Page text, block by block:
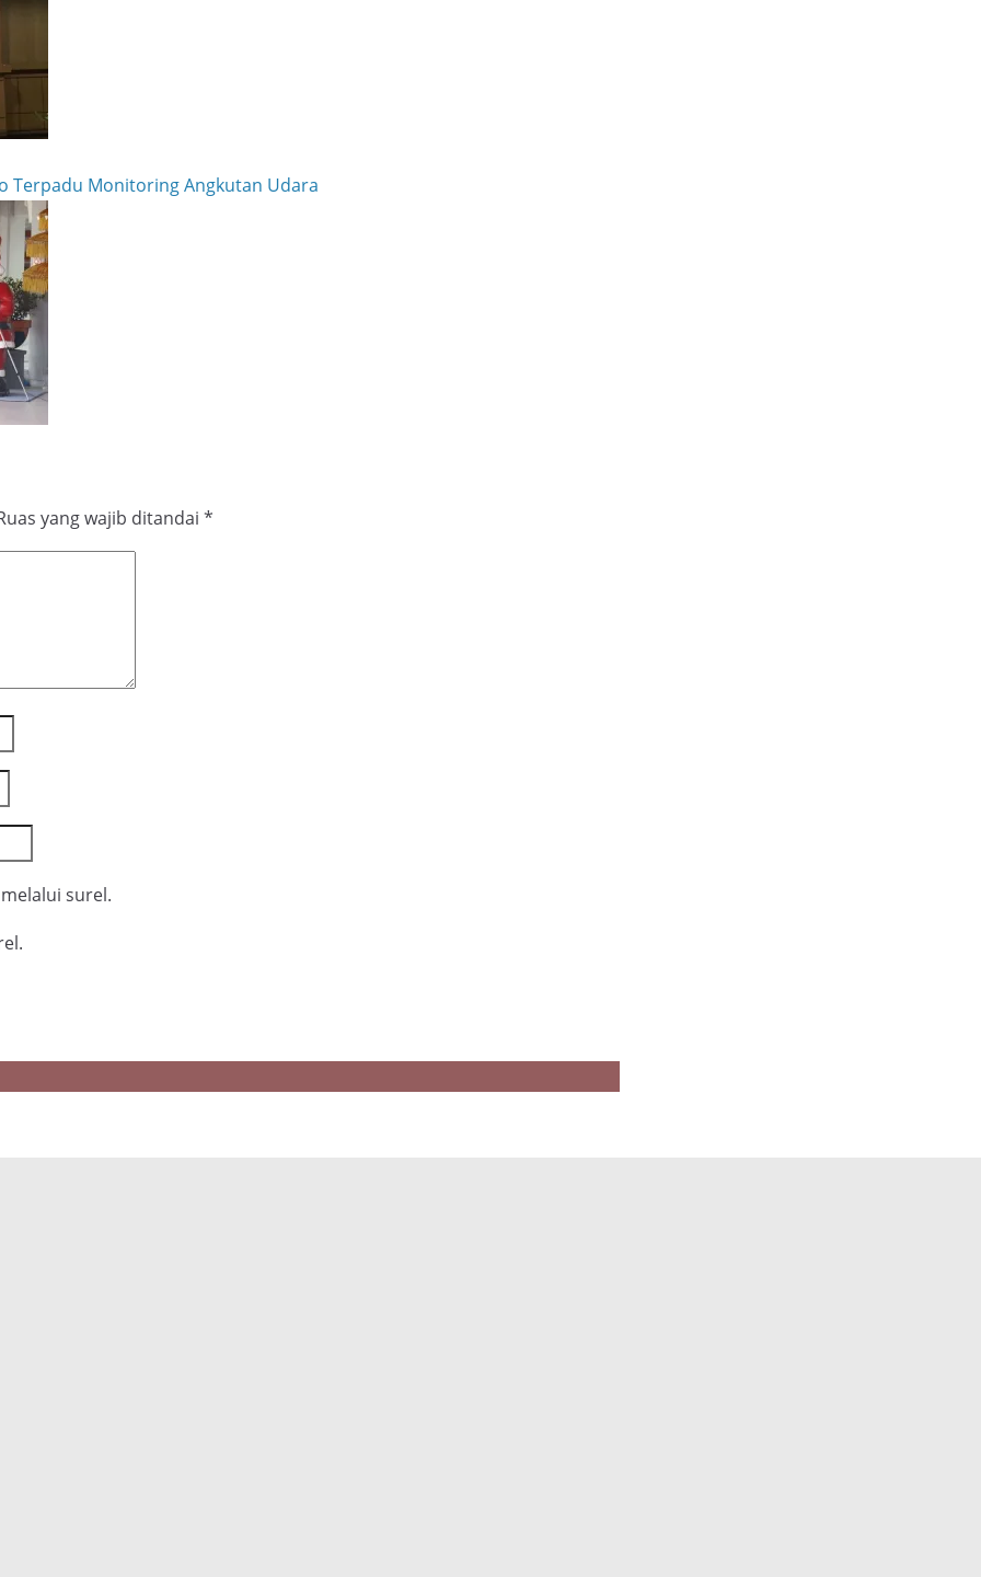
Terpadu Monitoring Angkutan Udara
yang wajib ditandai *
surel.